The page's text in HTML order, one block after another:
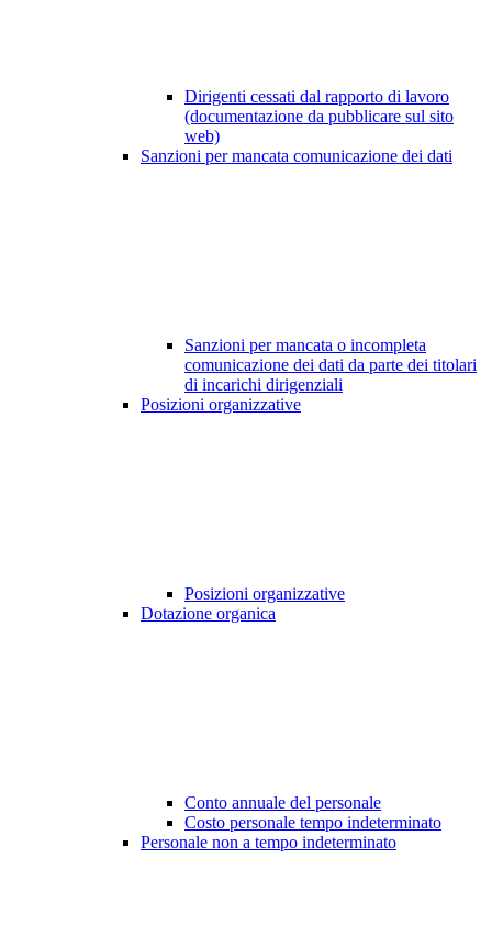
Dirigenti cessati dal rapporto di lavoro
(documentazione da pubblicare sul sito
web)
Sanzioni per mancata comunicazione dei dati
Sanzioni per mancata o incompleta
comunicazione dei dati da parte dei titolari
di incarichi dirigenziali
Posizioni organizzative
Posizioni organizzative
Dotazione organica
Conto annuale del personale
Costo personale tempo indeterminato
Personale non a tempo indeterminato